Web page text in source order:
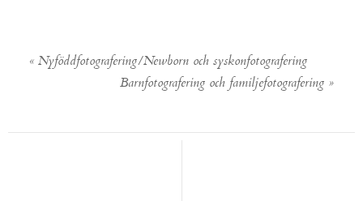
« Nyföddfotografering/Newborn och syskonfotografering
Barnfotografering och familjefotografering »